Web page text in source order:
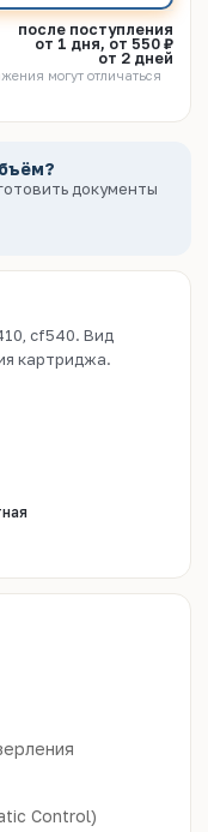
после поступления
от 1 дня, от 550 ₽
от 2 дней
могут отличаться
документы
cf540. Вид
картриджа.
Control)